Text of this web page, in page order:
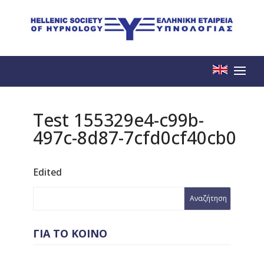
Test 155329e4-c99b-
497c-8d87-7cfd0cf40cb0
Edited
ΓΙΑ ΤΟ ΚΟΙΝΟ